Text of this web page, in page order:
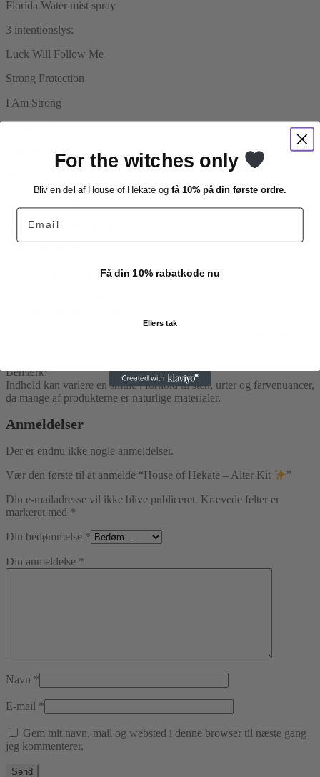
Florida Water mist spray
3 intentionslys:
Luck Will Follow Me
Strong Protection
I Am Strong
Beskyttelses ritualer
Meditation & grounding
Arbejde med elementerne
Bemærk:
Indhold kan variere en smule i forhold til sten, urter og farvenuancer,
da mange af produkterne er naturlige materialer.
Anmeldelser
Der er endnu ikke nogle anmeldelser.
Vær den første til at anmelde “House of Hekate – Alter Kit
”
Din e-mailadresse vil ikke blive publiceret. Krævede felter er
markeret med *
Din bedømmelse *
Din anmeldelse *
Navn *
E-mail *
Gem mit navn, mail og websted i denne browser til næste gang
jeg kommenterer.
For the witches only
Bliv en del af House of Hekate og få 10% på din første ordre.
Email
Få din 10% rabatkode nu
Ellers tak